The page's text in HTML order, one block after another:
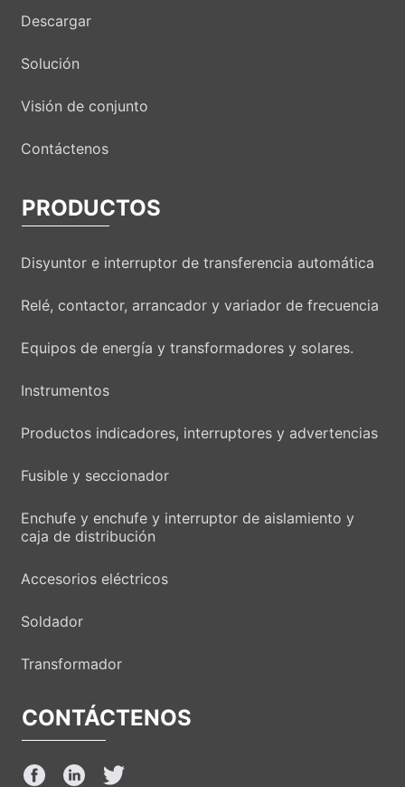
Descargar
Solución
Visión de conjunto
Contáctenos
PRODUCTOS
Disyuntor e interruptor de transferencia automática
Relé, contactor, arrancador y variador de frecuencia
Equipos de energía y transformadores y solares.
Instrumentos
Productos indicadores, interruptores y advertencias
Fusible y seccionador
Enchufe y enchufe y interruptor de aislamiento y
caja de distribución
Accesorios eléctricos
Soldador
Transformador
CONTÁCTENOS